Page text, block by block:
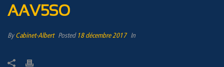
AAV5SO
By Cabinet-Albert Posted 18 décembre 2017 In